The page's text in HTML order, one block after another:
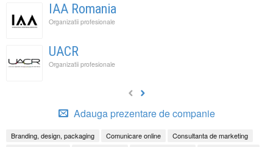
IAA Romania
Organizatii profesionale
UACR
Organizatii profesionale
Adauga prezentare de companie
Branding, design, packaging Comunicare online
Consultanta de marketing